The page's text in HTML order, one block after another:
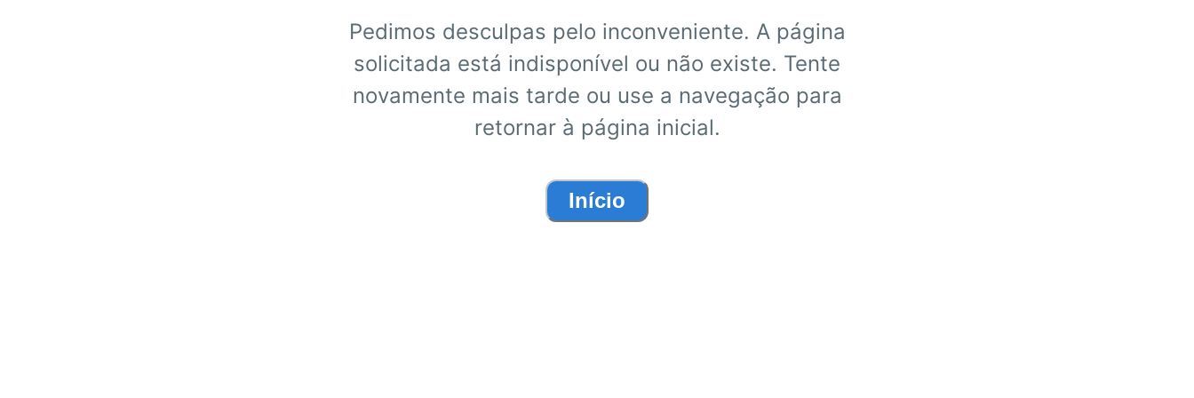
Pedimos desculpas pelo inconveniente. A página
solicitada está indisponível ou não existe. Tente
novamente mais tarde ou use a navegação para
retornar à página inicial.
Início